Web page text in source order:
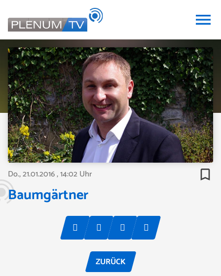
menu
Do., 21.01.2016, 14:02 Uhr bookmark_border
Baumgärtner
ZURÜCK